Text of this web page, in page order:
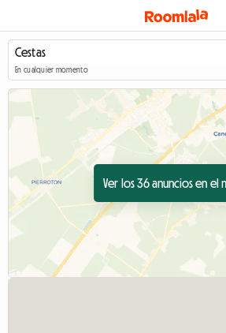
En cualquier momento
Ver los 36 anuncios en el